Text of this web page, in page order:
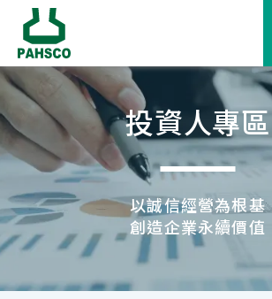
投資人專區
以誠信經營為根基
創造企業永續價值